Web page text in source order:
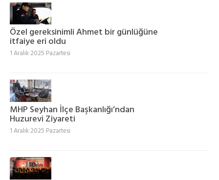
Özel gereksinimli Ahmet bir günlüğüne
itfaiye eri oldu
1 Aralık 2025 Pazartesi
MHP Seyhan İlçe Başkanlığı’ndan
Huzurevi Ziyareti
1 Aralık 2025 Pazartesi